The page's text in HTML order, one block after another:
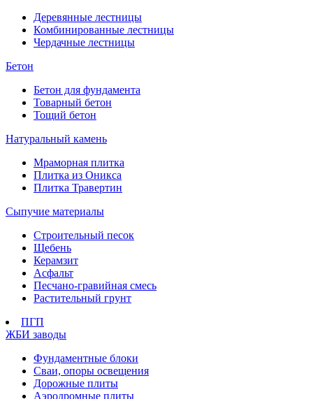
Деревянные лестницы
Комбинированные лестницы
Чердачные лестницы
Бетон
Бетон для фундамента
Товарный бетон
Тощий бетон
Натуральный камень
Мраморная плитка
Плитка из Оникса
Плитка Травертин
Сыпучие материалы
Строительный песок
Щебень
Керамзит
Асфальт
Песчано-гравийная смесь
Растительный грунт
ПГП
ЖБИ заводы
Фундаментные блоки
Сваи, опоры освещения
Дорожные плиты
Аэродромные плиты